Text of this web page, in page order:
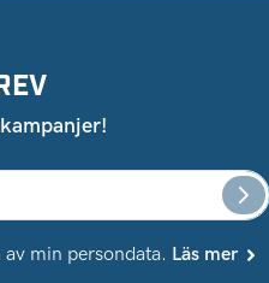
min persondata. Läs mer